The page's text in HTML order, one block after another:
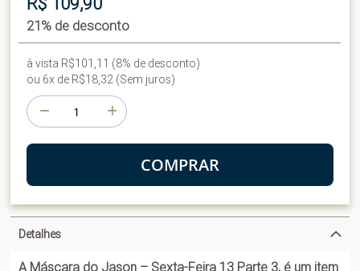
21% de desconto
à vista R$101,11 (8% de desconto)
ou 6x de R$18,32 (Sem juros)
COMPRAR
Detalhes
A Máscara do Jason – Sexta-Feira 13 Parte 3, é um item